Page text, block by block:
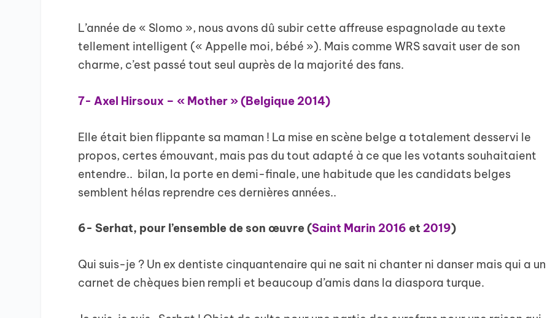
L’année de « Slomo », nous avons dû subir cette affreuse espagnolade au texte
tellement intelligent (« Appelle moi, bébé »). Mais comme WRS savait user de son
charme, c’est passé tout seul auprès de la majorité des fans.
7- Axel Hirsoux – « Mother » (Belgique 2014)
Elle était bien flippante sa maman ! La mise en scène belge a totalement desservi le
propos, certes émouvant, mais pas du tout adapté à ce que les votants souhaitaient
entendre.. bilan, la porte en demi-finale, une habitude que les candidats belges
semblent hélas reprendre ces dernières années..
6- Serhat, pour l’ensemble de son œuvre (Saint Marin 2016 et 2019)
Qui suis-je ? Un ex dentiste cinquantenaire qui ne sait ni chanter ni danser mais qui a un
carnet de chèques bien rempli et beaucoup d’amis dans la diaspora turque.